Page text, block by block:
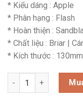
* Kiểu dáng : Apple
* Phân hạng : Flash
* Hoàn thiện :
* Chất liệu : Briar |
* Kích thước :
D52 _ Tẩu Nghệ